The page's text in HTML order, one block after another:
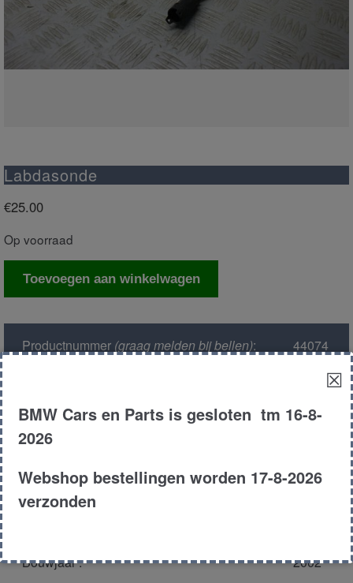
Labdasonde
€25.00
Op voorraad
Labdasonde
Toevoegen aan winkelwagen
Productnummer(graag melden bij bellen): 44074
Carroserie :
Motor type : n42
Bouwjaar : 2002
☒
BMW Cars en Parts is gesloten tm 16-8-
2026
Webshop bestellingen worden 17-8-2026
verzonden